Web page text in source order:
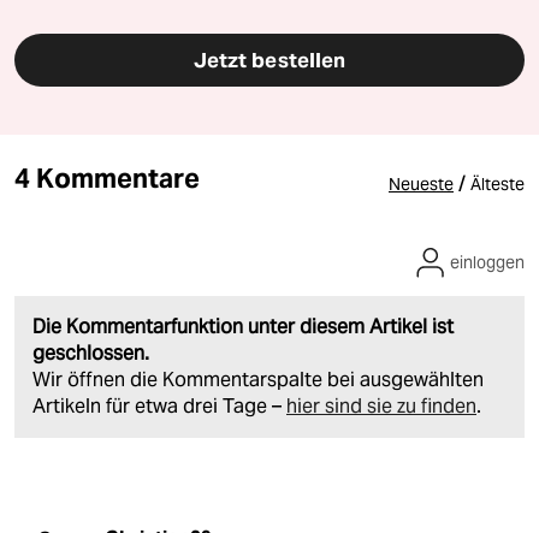
Jetzt bestellen
4 Kommentare Neueste / Älteste
Die Kommentarfunktion unter diesem Artikel ist
geschlossen.
Wir öffnen die Kommentarspalte bei ausgewählten
Artikeln für etwa drei Tage – hier sind sie zu finden.
einloggen